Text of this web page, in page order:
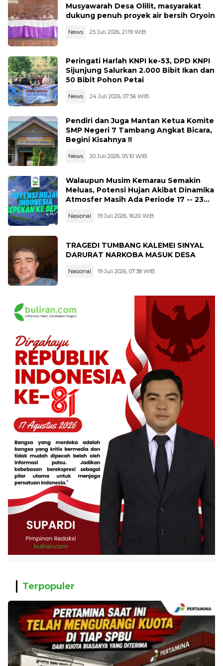
Musyawarah Desa Olilit, masyarakat
dukung penuh proyek air bersih Oryoin
News 25 Juli 2026, 21:19 WIB
Peringati Harlah KNPI ke-53, DPD KNPI
Sijunjung Salurkan 2.000 Bibit Ikan dan
50 Bibit Pohon Petai
News 24 Juli 2026, 07:56 WIB
Pendiri dan Juga Mantan Ketua Komite
SMP Negeri 7 Tambang Angkat Bicara,
Begini Kisahnya !!
News 20 Juli 2026, 05:10 WIB
Walaupun Musim Kemarau Semakin
Meluas, Potensi Hujan Akibat Dinamika
Atmosfer Masih Ada Periode 17 -- 23
Nasional 19 Juli 2026, 16:20 WIB
TRAGEDI TUMBANG KALEMEI SINYAL
DARURAT NARKOBA MASUK DESA
Nasional 19 Juli 2026, 07:38 WIB
Terpopuler